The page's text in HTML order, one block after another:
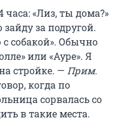
часа: «Лиз, ты дома?»
за подругой.
собакой». Обычно
или «Ауре». Я
стройке. — Прим.
когда по
сорвалась со
в такие места.